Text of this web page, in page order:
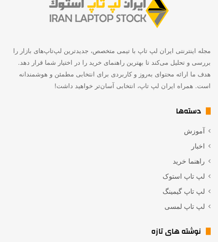
مجله اینترنتی ایران لپ تاپ با تیمی متخصص، جدیدترین لپ‌تاپ‌های بازار را
بررسی و تحلیل می‌کند تا بهترین راهنمای خرید را در اختیار شما قرار دهد.
هدف ما ارائه محتوای به‌روز و کاربردی برای انتخابی مطمئن و هوشمندانه
است. همراه ایران لپ تاپ، انتخابی آسان‌تر خواهید داشت!
دسته‌ها
آموزش
اخبار
راهنما خرید
لپ تاپ استوک
لپ تاپ گیمینگ
لپ تاپ لمسی
نوشته های تازه